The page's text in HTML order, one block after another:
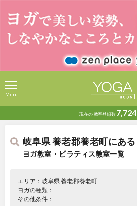
現在の教室登録数 7,724
Menu
岐阜県 養老郡養老町にある
ヨガ教室・ピラティス教室一覧
エリア：岐阜県 養老郡養老町
ヨガの種類：
その他条件：